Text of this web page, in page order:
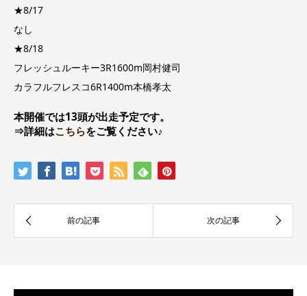
★8/17
なし
★8/18
フレッシュルーキー3R1600m岡村健司
カラフルフレスコ6R1400m本橋孝太
本開催では13頭が出走予定です。
⇒詳細はこちらをご覧ください♪